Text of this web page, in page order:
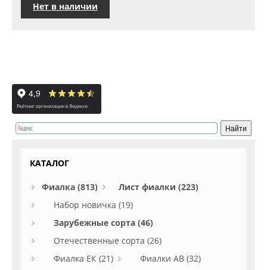
Нет в наличии
КАТАЛОГ
Фиалка (813)
Лист фиалки (223)
Набор новичка (19)
Зарубежные сорта (46)
Отечественные сорта (26)
Фиалка ЕК (21)
Фиалки АВ (32)